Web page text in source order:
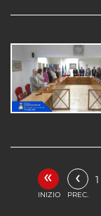
«
INIZIO
‹
PREC.
1